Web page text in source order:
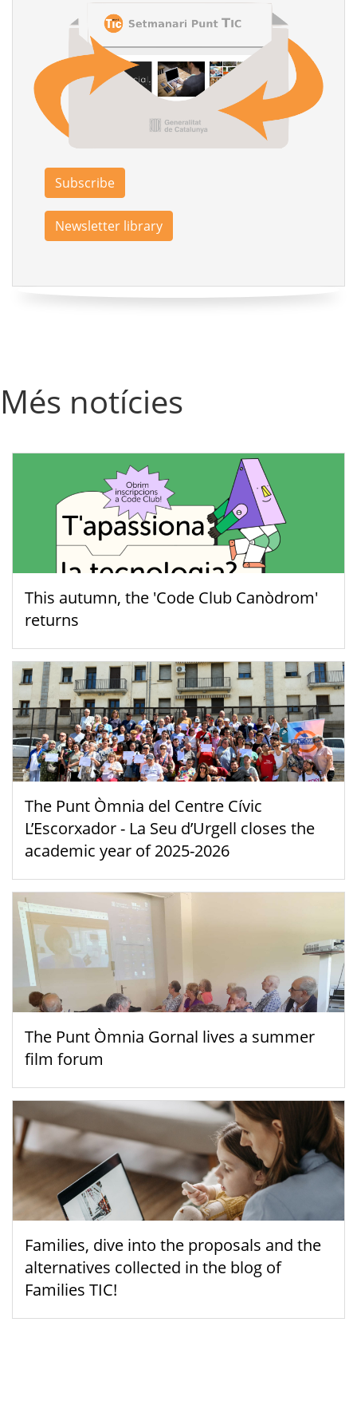
Subscribe
Newsletter library
Més notícies
This autumn, the 'Code Club Canòdrom'
returns
The Punt Òmnia del Centre Cívic
L’Escorxador - La Seu d’Urgell closes the
academic year of 2025-2026
The Punt Òmnia Gornal lives a summer
film forum
Families, dive into the proposals and the
alternatives collected in the blog of
Families TIC!